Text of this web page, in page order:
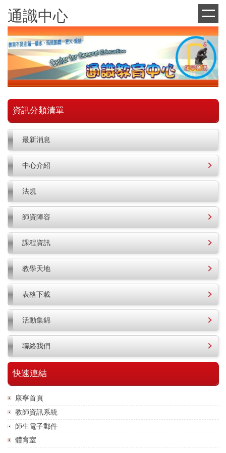
跳
主
要
內
區
通識中心
資訊分類清單
最新消息
中心介紹
法規
師資陣容
課程資訊
教學天地
表格下載
活動集錦
聯絡我們
快速連結
康寧首頁
教師資訊系統
師生電子郵件
體育室